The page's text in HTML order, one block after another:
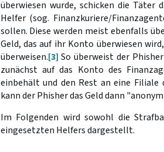
überwiesen wurde, schicken die
Helfer (sog. Finanzkuriere/
sollen. Diese werden meist ebenfalls
Geld, das auf ihr Konto überwiesen
überweisen.[3] So überweist der
zunächst auf das Konto des
einbehält und den Rest an eine Filiale
kann der Phisher das Geld dann
Im Folgenden wird sowohl die
eingesetzten Helfers dargestellt.